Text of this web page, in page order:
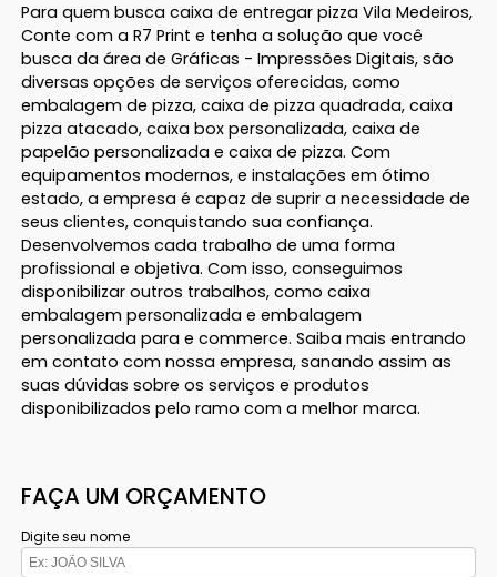
Para quem busca caixa de entregar pizza Vila Medeiros,
Conte com a R7 Print e tenha a solução que você
busca da área de Gráficas - Impressões Digitais, são
diversas opções de serviços oferecidas, como
embalagem de pizza, caixa de pizza quadrada, caixa
pizza atacado, caixa box personalizada, caixa de
papelão personalizada e caixa de pizza. Com
equipamentos modernos, e instalações em ótimo
estado, a empresa é capaz de suprir a necessidade de
seus clientes, conquistando sua confiança.
Desenvolvemos cada trabalho de uma forma
profissional e objetiva. Com isso, conseguimos
disponibilizar outros trabalhos, como caixa
embalagem personalizada e embalagem
personalizada para e commerce. Saiba mais entrando
em contato com nossa empresa, sanando assim as
suas dúvidas sobre os serviços e produtos
disponibilizados pelo ramo com a melhor marca.
FAÇA UM ORÇAMENTO
Digite seu nome